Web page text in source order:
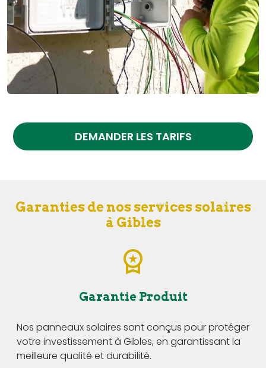
DEMANDER LES TARIFS
Garanties de nos services solaires
à Gibles
Garantie Produit
Nos panneaux solaires sont conçus pour protéger
votre investissement à Gibles, en garantissant la
meilleure qualité et durabilité.